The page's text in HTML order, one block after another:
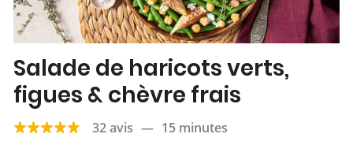
Salade de haricots verts,
figues & chèvre frais
32 avis — 15 minutes